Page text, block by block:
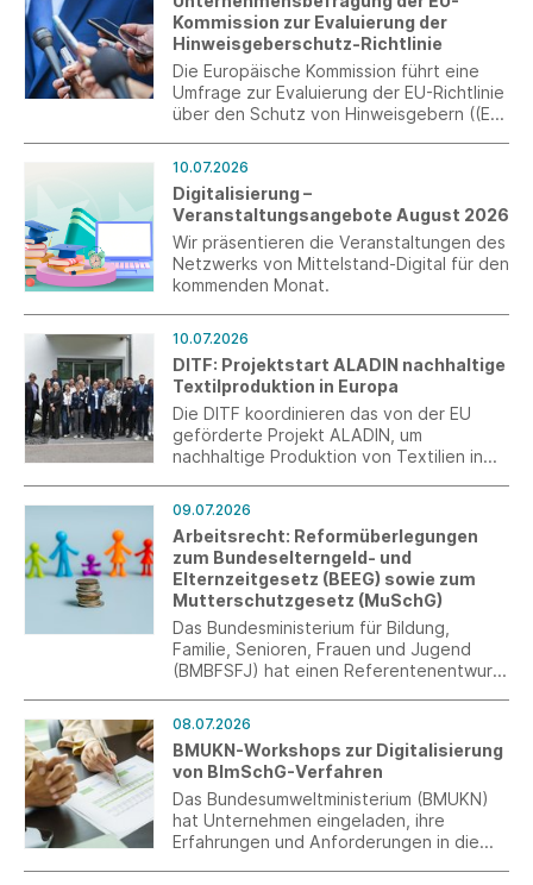
Ausnahmen für Recyclingmaterialien
sowie den Umgang mit Lagerbeständen.
Kommission zur Evaluierung der
Hinweisgeberschutz-Richtlinie
Die Europäische Kommission führt eine
Umfrage zur Evaluierung der EU-Richtlinie
über den Schutz von Hinweisgebern ((EU)
Unternehmen mit internen
Meldesystemen. Die Teilnahme ist bis zum
31. Juli 2026 möglich.
10.07.2026
Digitalisierung –
Veranstaltungsangebote August 2026
Wir präsentieren die Veranstaltungen des
Netzwerks von Mittelstand-Digital für den
kommenden Monat.
10.07.2026
DITF: Projektstart ALADIN nachhaltige
Textilproduktion in Europa
Die DITF koordinieren das von der EU
geförderte Projekt ALADIN, um
nachhaltige Produktion von Textilien in
09.07.2026
Arbeitsrecht: Reformüberlegungen
zum Bundeselterngeld- und
Elternzeitgesetz (BEEG) sowie zum
Mutterschutzgesetz (MuSchG)
Das Bundesministerium für Bildung,
Familie, Senioren, Frauen und Jugend
(BMBFSFJ) hat einen Referentenentwurf
Elternzeitgesetzes (BEEG) sowie des
Mutterschutzgesetzes (MuSchG)
vorgelegt.
08.07.2026
BMUKN-Workshops zur Digitalisierung
von BImSchG-Verfahren
Das Bundesumweltministerium (BMUKN)
hat Unternehmen eingeladen, ihre
Erfahrungen und Anforderungen in die